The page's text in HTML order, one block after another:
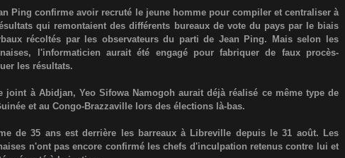
Ping confirme avoir recruté le jeune homme pour compiler et centraliser à
qui remontaient des différents bureaux de vote du pays par le biais
récoltés par les observateurs du parti de Jean Ping. Mais selon les
l'informaticien aurait été engagé pour fabriquer de faux procès-
les résultats.
joint à Abidjan, Yeo Sifowa Namogoh aurait déjà réalisé ce même type de
et au Congo-Brazzaville lors des élections là-bas.
de 35 ans est derrière les barreaux à Libreville depuis le 31 août. Les
n'ont pas encore confirmé les chefs d'inculpation retenus contre lui et